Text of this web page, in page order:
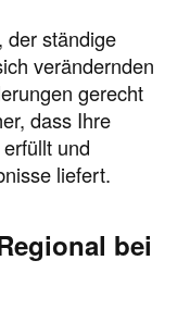
der ständige
verändernden
gerecht
dass Ihre
und
liefert.
bei